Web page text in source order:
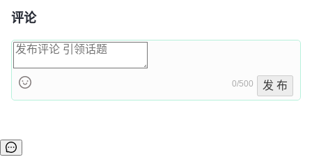
评论
0/500 发 布